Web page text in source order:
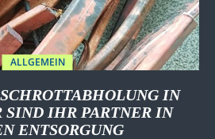
ALLGEMEIN
IN
SIND IHR PARTNER IN
ENTSORGUNG